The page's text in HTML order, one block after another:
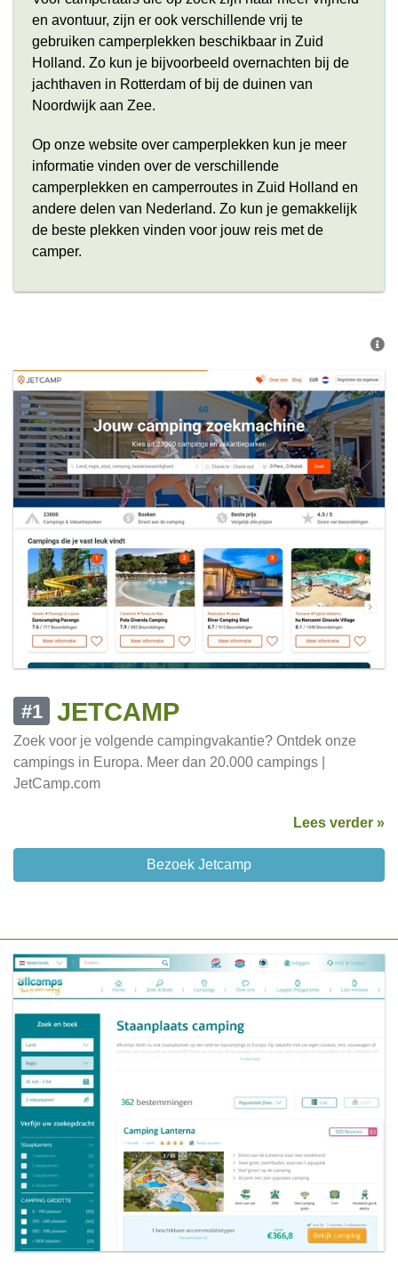
en avontuur, zijn er ook verschillende vrij te
gebruiken camperplekken beschikbaar in Zuid
Holland. Zo kun je bijvoorbeeld overnachten bij de
jachthaven in Rotterdam of bij de duinen van
Noordwijk aan Zee.
Op onze website over camperplekken kun je meer
informatie vinden over de verschillende
camperplekken en camperroutes in Zuid Holland en
andere delen van Nederland. Zo kun je gemakkelijk
de beste plekken vinden voor jouw reis met de
camper.
#1 JETCAMP
Zoek voor je volgende campingvakantie? Ontdek onze
campings in Europa. Meer dan 20.000 campings |
JetCamp.com
Lees verder »
Bezoek Jetcamp